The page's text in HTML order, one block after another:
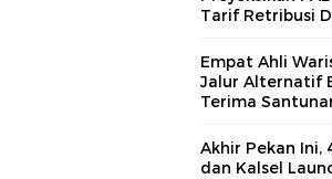
Tarif Retribusi
Empat Ahli
Jalur Alternatif
Terima
Akhir Pekan Ini,
dan Kalsel